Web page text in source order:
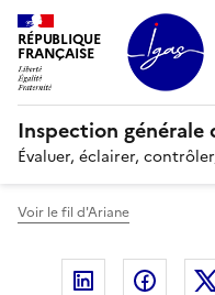
Panneau de gestion des
RÉPUBLIQUE
FRANÇAISE
Inspection générale
Évaluer, éclairer,
Voir le fil d'Ariane
Linkedin